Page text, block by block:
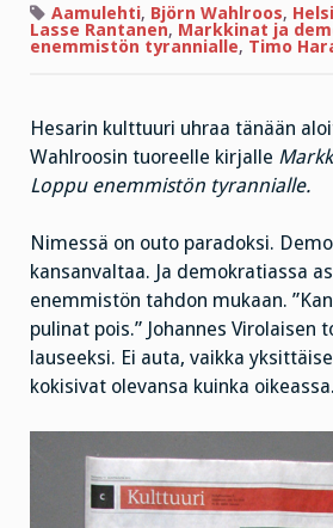
Aamulehti, Björn Wahlroos,
Lasse Rantanen, Markkinat ja
enemmistön tyrannialle, Timo
Hesarin kulttuuri uhraa tänään
Wahlroosin tuoreelle kirjalle
Loppu enemmistön tyrannialle.
Nimessä on outo paradoksi.
kansanvaltaa. Ja demokratiassa
enemmistön tahdon mukaan.
pulinat pois.” Johannes Virolaisen
lauseeksi. Ei auta, vaikka
kokisivat olevansa kuinka oikeassa.